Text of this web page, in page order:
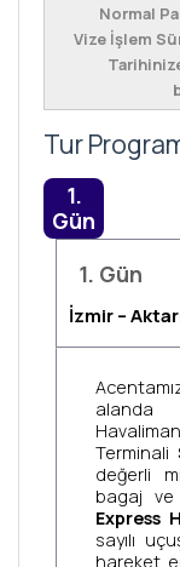
Normal
Vize İşlem
Tur
1.
Gün
1. Gün
alanda
Terminali
değerli
bagaj ve
Express
sayılı
hareket